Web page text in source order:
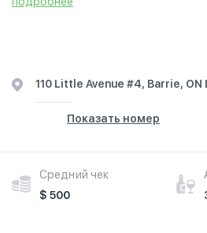
110 Little Avenue #4, Barrie, ON
Показать номер
Средний чек
$ 500